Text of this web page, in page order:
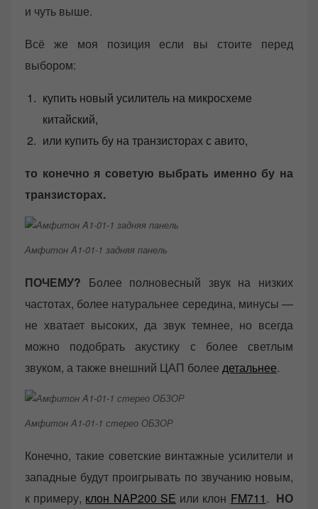
и чуть выше.
Всё же моя позиция если вы стоите перед
выбором:
купить новый усилитель на микросхеме
китайский,
или купить бу на транзисторах с авито,
то конечно я советую выбрать именно бу на
транзисторах.
Амфитон A1-01-1 задняя панель
ПОЧЕМУ? Более полновесный звук на низких
частотах, более натуральнее середина, минусы —
не хватает высоких, да звук темнее, но всегда
можно подобрать акустику с более светлым
звуком, а также внешний ЦАП более детальнее.
Амфитон A1-01-1 стерео ОБЗОР
Конечно, такие советские винтажные усилители и
западные будут проигрывать по звучанию новым,
к примеру, клон NAP200 SE или клон FM711. НО